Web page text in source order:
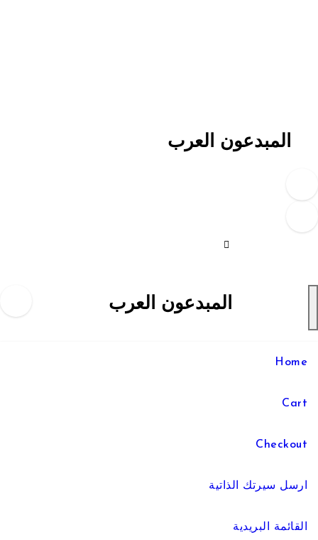
المبدعون العرب
المبدعون العرب
Home
Cart
Checkout
ارسل سيرتك الذاتية
القائمة البريدية